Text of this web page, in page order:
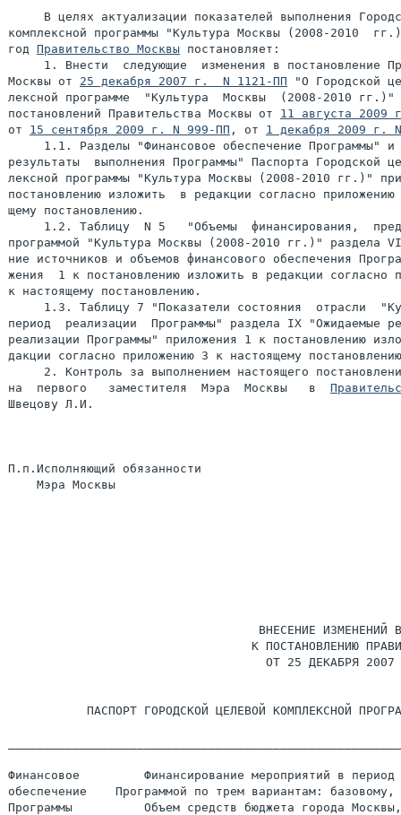
В целях актуализации показателей выполнения
комплексной программы "Культура Москвы (2008-2010
год Правительство Москвы постановляет:
1. Внести  следующие  изменения в постановление
Москвы от 25 декабря 2007 г.  N 1121-ПП "О Городской
лексной программе  "Культура  Москвы  (2008-2010 гг.)"
постановлений Правительства Москвы от 11 августа 2009
от 15 сентября 2009 г. N 999-ПП , от 1 декабря 2009 г.
1.1. Разделы "Финансовое обеспечение Программы" и
результаты  выполнения Программы" Паспорта Городской
лексной программы "Культура Москвы (2008-2010 гг.)"
постановлению изложить  в редакции согласно
щему постановлению.
1.2. Таблицу  N 5   "Объемы  финансирования,
программой "Культура Москвы (2008-2010 гг.)" раздела
ние источников и объемов финансового обеспечения
жения  1 к постановлению изложить в редакции согласно
к настоящему постановлению.
1.3. Таблицу 7 "Показатели состояния  отрасли
период  реализации  Программы" раздела IX "Ожидаемые
реализации Программы" приложения 1 к постановлению
дакции согласно приложению 3 к настоящему
2. Контроль за выполнением настоящего
на  первого   заместителя  Мэра  Москвы   в
Швецову Л.И.
П.п.Исполняющий обязанности
Мэра Москвы
ВНЕСЕНИЕ ИЗМЕНЕНИЙ
К ПОСТАНОВЛЕНИЮ
ОТ 25 ДЕКАБРЯ 2007
ПАСПОРТ ГОРОДСКОЙ ЦЕЛЕВОЙ КОМПЛЕКСНОЙ
Финансовое         Финансирование мероприятий в период
обеспечение    Программой по трем вариантам: базовому,
Программы          Объем средств бюджета города Москвы,